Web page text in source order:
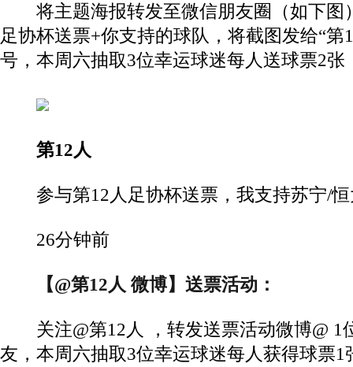
将主题海报转发至微信朋友圈（如下图
足协杯送票+你支持的球队，将截图发给“第
号，本周六抽取3位幸运球迷每人送球票2张
第12人
参与第12人足协杯送票，我支持苏宁/恒
26分钟前
【@第12人 微博】送票活动：
关注@第12人 ，转发送票活动微博@ 1
友，本周六抽取3位幸运球迷每人获得球票1